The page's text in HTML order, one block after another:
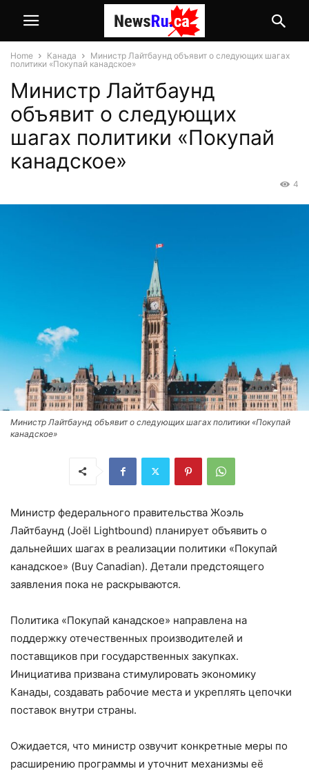
Home Канада
Министр Лайтбаунд объявит о следующих шагах
политики «Покупай канадское»
Министр Лайтбаунд
объявит о следующих
шагах политики «Покупай
канадское»
4
Министр Лайтбаунд объявит о следующих шагах политики «Покупай
канадское»
Министр федерального правительства Жоэль
Лайтбаунд (Joël Lightbound) планирует объявить о
дальнейших шагах в реализации политики «Покупай
канадское» (Buy Canadian). Детали предстоящего
заявления пока не раскрываются.
Политика «Покупай канадское» направлена на
поддержку отечественных производителей и
поставщиков при государственных закупках.
Инициатива призвана стимулировать экономику
Канады, создавать рабочие места и укреплять цепочки
поставок внутри страны.
Ожидается, что министр озвучит конкретные меры по
расширению программы и уточнит механизмы её